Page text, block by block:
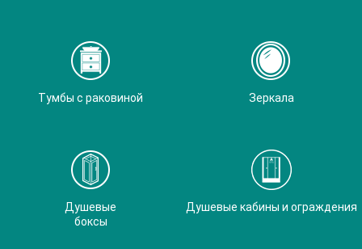
Тумбы с раковиной Зеркала
Душевые
боксы
Душевые кабины и ограждения